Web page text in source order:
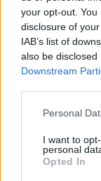
your opt-out.
disclosure of
IAB’s list of
also be
Downstream
Personal
I want to
personal
Opted In